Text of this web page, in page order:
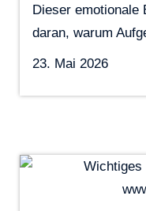
Dieser emotionale
daran, warum
23. Mai 2026